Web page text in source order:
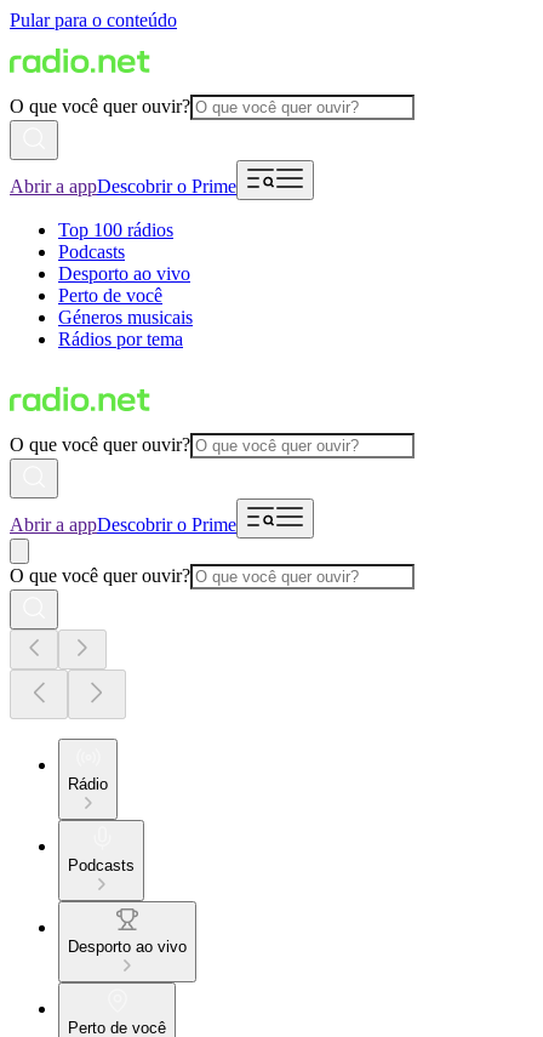
Pular para o conteúdo
O que você quer ouvir?
Abrir a appDescobrir o Prime
Top 100 rádios
Podcasts
Desporto ao vivo
Perto de você
Géneros musicais
Rádios por tema
O que você quer ouvir?
Abrir a appDescobrir o Prime
O que você quer ouvir?
Rádio
Podcasts
Desporto ao vivo
Perto de você